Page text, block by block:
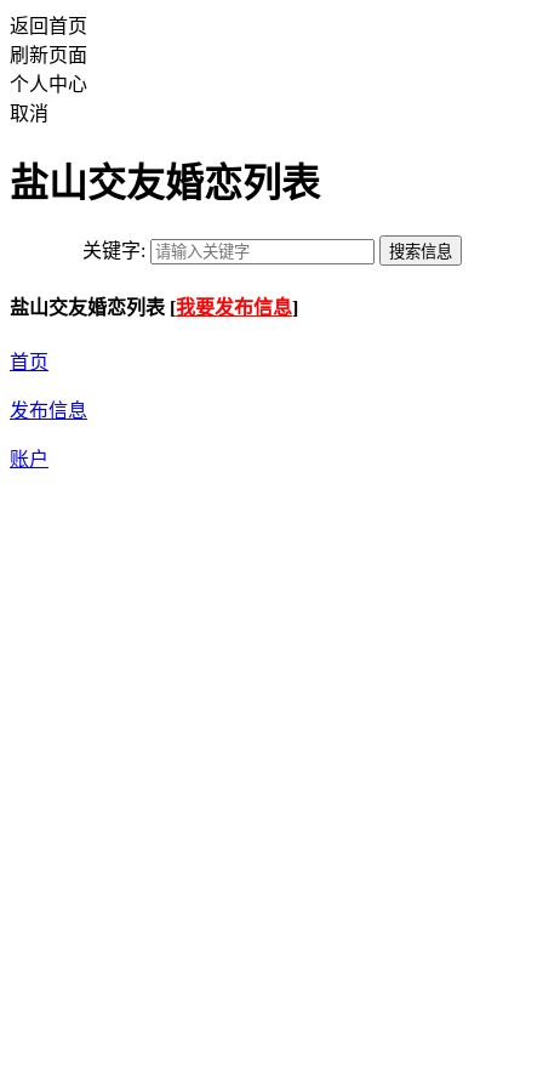
返回首页
刷新页面
个人中心
取消
盐山交友婚恋列表
关键字:
盐山交友婚恋列表 [我要发布信息]
首页
发布信息
账户